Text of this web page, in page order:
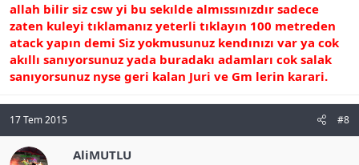
allah bilir siz csw yi bu sekılde almıssınızdır sadece
zaten kuleyi tıklamanız yeterli tıklayın 100 metreden
atack yapın demi Siz yokmusunuz kendınızı var ya cok
akıllı sanıyorsunuz yada buradakı adamları cok salak
sanıyorsunuz nyse geri kalan Juri ve Gm lerin karari.
17 Tem 2015 #8
AliMUTLU